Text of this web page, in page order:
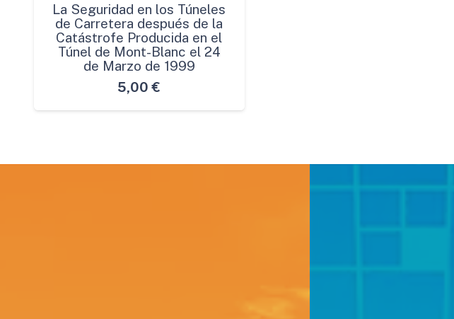
La Seguridad en los Túneles
de Carretera después de la
Catástrofe Producida en el
Túnel de Mont-Blanc el 24
de Marzo de 1999
5,00 €